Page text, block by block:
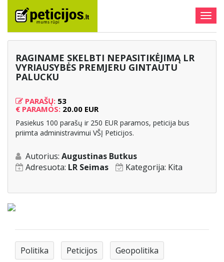
RAGINAME SKELBTI NEPASITIKĖJIMĄ LR
VYRIAUSYBĖS PREMJERU GINTAUTU
PALUCKU
PARAŠŲ: 53
€ PARAMOS: 20.00 EUR
Pasiekus 100 parašų ir 250 EUR paramos, peticija bus
priimta administravimui VŠĮ Peticijos.
Autorius: Augustinas Butkus
Adresuota: LR Seimas Kategorija: Kita
Politika Peticijos
Geopolitika